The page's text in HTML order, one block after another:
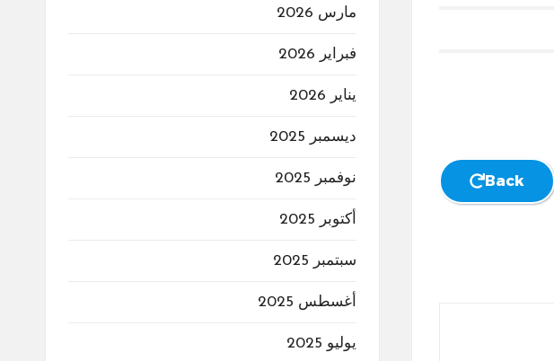
Back
مارس 2026
فبراير 2026
يناير 2026
ديسمبر 2025
نوفمبر 2025
أكتوبر 2025
سبتمبر 2025
أغسطس 2025
يوليو 2025